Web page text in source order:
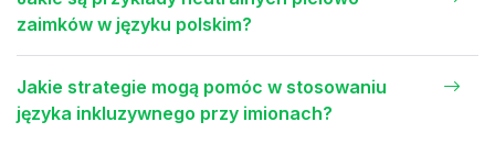
zaimków w języku polskim?
Jakie strategie mogą pomóc w stosowaniu
języka inkluzywnego przy imionach?